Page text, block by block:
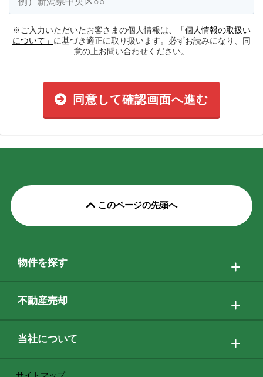
※ご入力いただいたお客さまの個人情報は、
「個人情報の取扱い
について」 に基づき適正に取り扱います。必ずお読みになり、同
意の上お問い合わせください。
同意して確認画面へ進む
このページの先頭へ
物件を探す
不動産売却
当社について